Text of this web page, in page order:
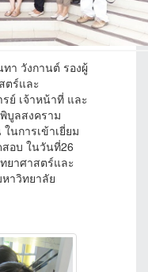
านต์ รองผู้
ตร์และ
ย์ เจ้าหน้าที่ และ
บูลสงคราม
นการเข้าเยี่ยม
อบ ในวันที่26
ยาศาสตร์และ
าวิทยาลัย